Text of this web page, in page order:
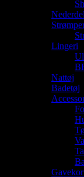
Lingeri
Nattøj
Badetøj